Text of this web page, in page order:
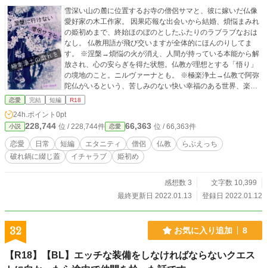
雪深い山の麓に位置するお寺の僧侶サマと、彼に嫁いだ仏像
愛好家の木工作家。 因果応報な出会いから結婚、煩悩まみれ
の姫初めまで、終始ほのぼのとしたふたりのラブラブなおは
なし。 仏教用語が飛び交いますが全体的にほんのりしてま
す。 ※涅槃→煩悩の火が消え、人間が持っている本能から解
放され、心の安らぎを得た状態。仏教が理想とする「悟り」
の境地のこと。ニルヴァーナとも。 ※極楽浄土→仏教で阿弥
陀仏がいるという、苦しみのない快い幸福のある世界、楽
園。スカーヴァティー。
恋愛 完結 短編 R18
24h.ポイント 0pt
小説 228,744 位 / 228,744件 恋愛 66,363 位 / 66,363件
恋愛 日常 短編 エタニティ 僧侶 仏教
らぶえっち
破れ鍋に綴じ蓋
イチャラブ 姫初め
感想数 3
文字数 10,399
最終更新日 2022.01.13
登録日 2022.01.12
32 お気に入り追加 8
【R18】【BL】エッチな装備をしなければならないクエス